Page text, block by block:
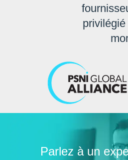
Parlez à un